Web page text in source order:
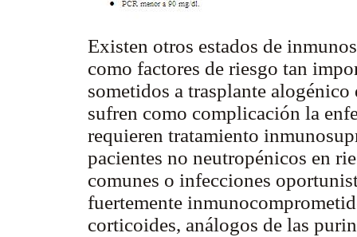
Existen otros estados de
como factores de riesgo tan
sometidos a trasplante
sufren como complicación la
requieren tratamiento
pacientes no neutropénicos en
comunes o infecciones
fuertemente
corticoides, análogos de las